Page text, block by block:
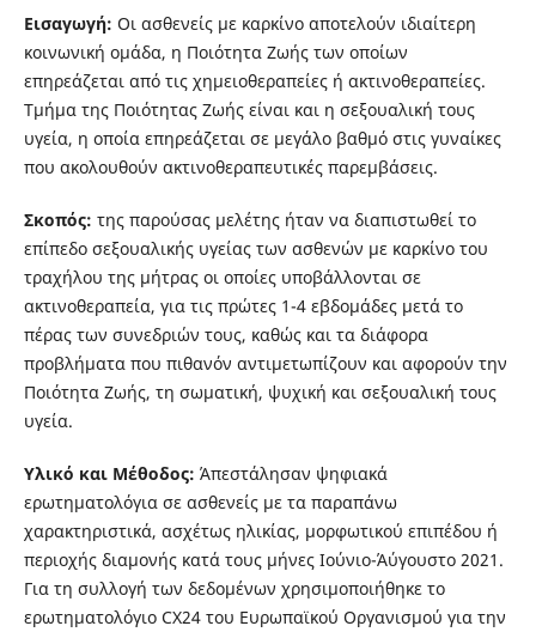
Εισαγωγή: Οι ασθενείς με καρκίνο αποτελούν ιδιαίτερη
κοινωνική ομάδα, η Ποιότητα Ζωής των οποίων
επηρεάζεται από τις χημειοθεραπείες ή ακτινοθεραπείες.
Τμήμα της Ποιότητας Ζωής είναι και η σεξουαλική τους
υγεία, η οποία επηρεάζεται σε μεγάλο βαθμό στις γυναίκες
που ακολουθούν ακτινοθεραπευτικές παρεμβάσεις.
Σκοπός: της παρούσας μελέτης ήταν να διαπιστωθεί το
επίπεδο σεξουαλικής υγείας των ασθενών με καρκίνο του
τραχήλου της μήτρας οι οποίες υποβάλλονται σε
ακτινοθεραπεία, για τις πρώτες 1-4 εβδομάδες μετά το
πέρας των συνεδριών τους, καθώς και τα διάφορα
προβλήματα που πιθανόν αντιμετωπίζουν και αφορούν την
Ποιότητα Ζωής, τη σωματική, ψυχική και σεξουαλική τους
υγεία.
Υλικό και Μέθοδος: Άπεστάλησαν ψηφιακά
ερωτηματολόγια σε ασθενείς με τα παραπάνω
χαρακτηριστικά, ασχέτως ηλικίας, μορφωτικού επιπέδου ή
περιοχής διαμονής κατά τους μήνες Ιούνιο-Άύγουστο 2021.
Για τη συλλογή των δεδομένων χρησιμοποιήθηκε το
ερωτηματολόγιο CX24 του Ευρωπαϊκού Οργανισμού για την